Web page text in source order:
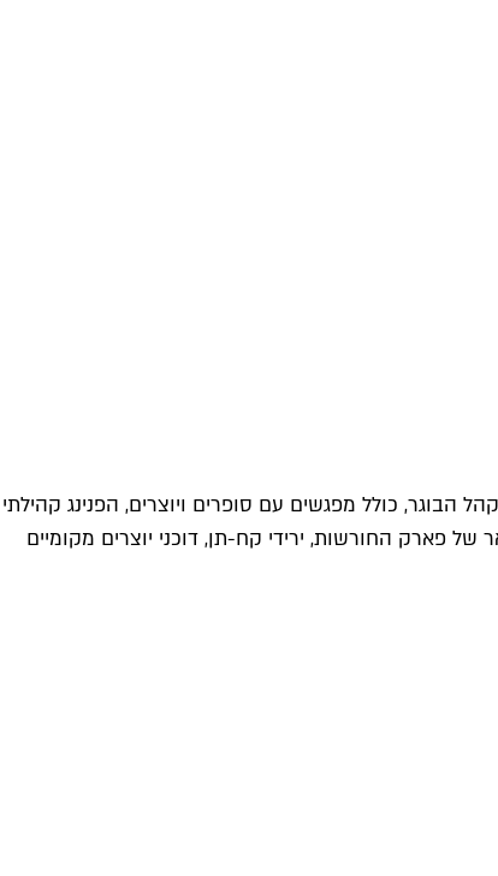
הבוגר, כולל מפגשים עם סופרים ויוצרים, הפנינג קהילתי
פארק החורשות, ירידי קח-תן, דוכני יוצרים מקומיים